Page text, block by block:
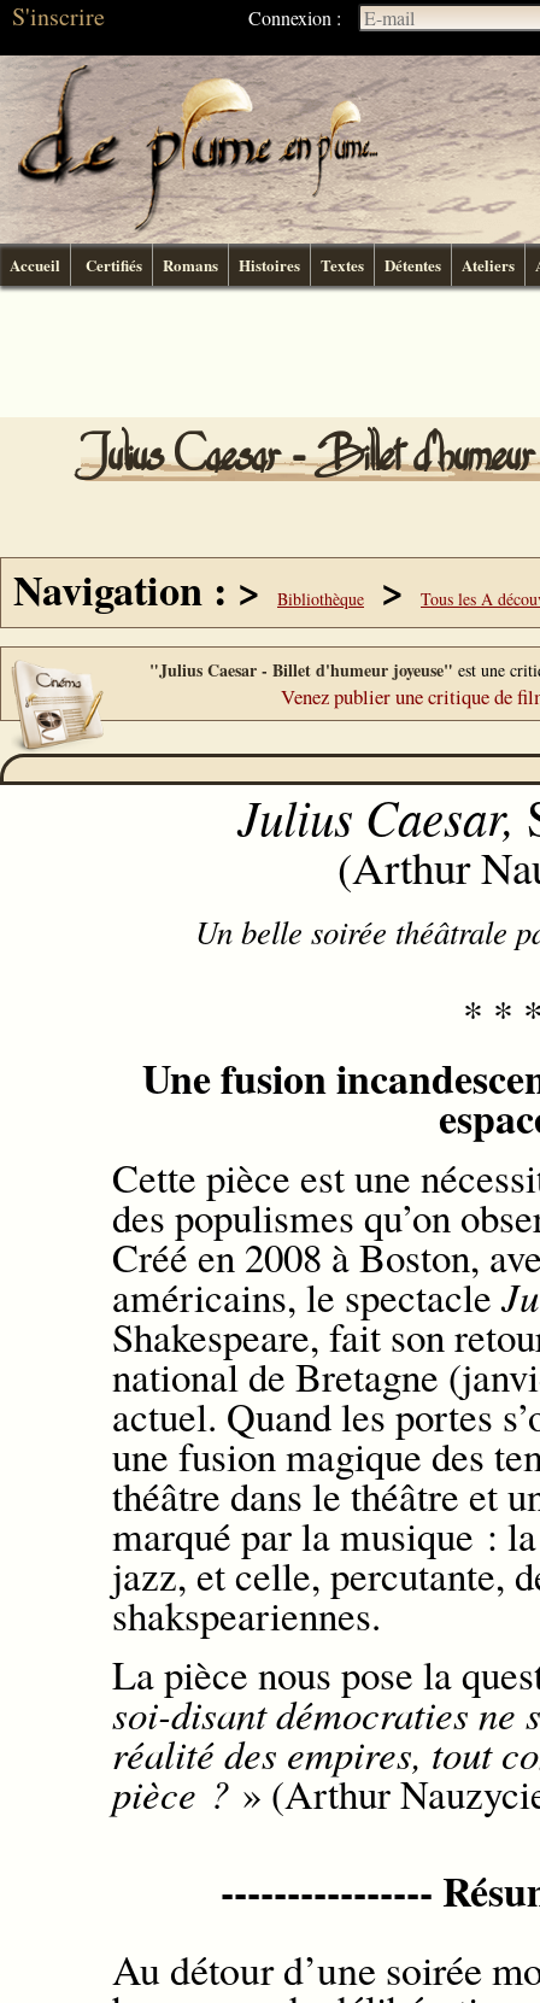
S'inscrire Connexion :
Accueil Certifiés Romans Histoires Textes Détentes Ateliers
Julius Caesar - Billet
Navigation : > Bibliothèque > Tous les A
"Julius Caesar - Billet d'humeur joyeuse" est une
Venez publier une critique de
Julius Caesar,
(Arthur
Un belle soirée théâtrale
* *
Une fusion
Cette pièce est une nécess
des populismes qu’on
Créé en 2008 à Boston,
américains, le spectacle
Shakespeare, fait son
national de Bretagne
actuel. Quand les portes
une fusion magique des
théâtre dans le théâtre et
marqué par la musique :
jazz,et celle, percutante,
shakspeariennes.
La pièce nous pose la
soi-disant démocraties ne
réalité des empires, tout
pièce ?» (Arthur
----------------R
Au détour d’une soirée